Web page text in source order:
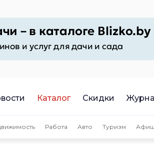
Каталог Скидки
Работа Авто Туризм